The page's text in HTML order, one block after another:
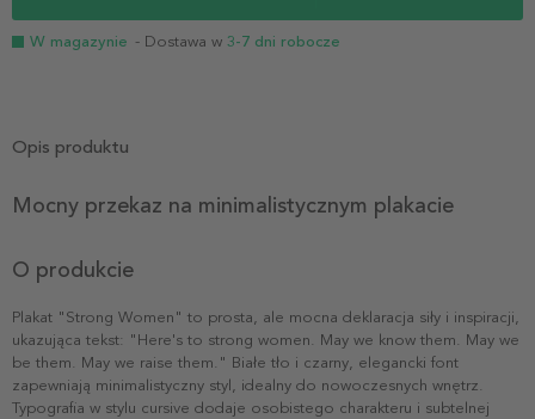
W magazynie - Dostawa w 3-7 dni robocze
Opis produktu
Mocny przekaz na minimalistycznym plakacie
O produkcie
Plakat "Strong Women" to prosta, ale mocna deklaracja siły i inspiracji,
ukazująca tekst: "Here's to strong women. May we know them. May we
be them. May we raise them." Białe tło i czarny, elegancki font
zapewniają minimalistyczny styl, idealny do nowoczesnych wnętrz.
Typografia w stylu cursive dodaje osobistego charakteru i subtelnej